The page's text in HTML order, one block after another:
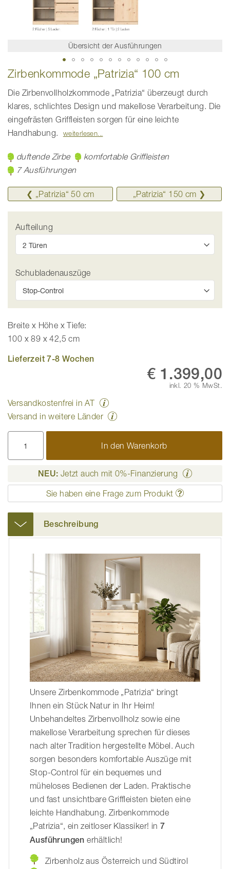
Übersicht der Ausführungen
Zum
Anfang
Bildgalerie
Zirbenkommode „Patrizia“ 100 cm
Die Zirbenvollholzkommode „Patrizia“ überzeugt durch
klares, schlichtes Design und makellose Verarbeitung. Die
eingefrästen Griffleisten sorgen für eine leichte
Handhabung.
weiterlesen
duftende Zirbe
komfortable Griffleisten
7 Ausführungen
❮ „Patrizia“ 50 cm „Patrizia“ ­150 cm ❯
Aufteilung
Schubladenauszüge
Breite x Höhe x Tiefe:
100 x 89 x 42,5 cm
Lieferzeit 7-8 Wochen
€ 1.399,00
inkl. 20 % MwSt.
Versandkostenfrei in AT
Versand in weitere Länder
In den Warenkorb
NEU: Jetzt auch mit 0%-Finanzierung
Sie haben eine Frage zum Produkt
Beschreibung
Unsere Zirbenkommode „Patrizia“ bringt
Ihnen ein Stück Natur in Ihr Heim!
Unbehandeltes Zirbenvollholz sowie eine
makellose Verarbeitung sprechen für dieses
nach alter Tradition hergestellte Möbel. Auch
sorgen besonders komfortable Auszüge mit
Stop-Control für ein bequemes und
müheloses Bedienen der Laden. Praktische
und fast unsichtbare Griffleisten bieten eine
leichte Handhabung. Zirbenkommode
„Patrizia“, ein zeitloser Klassiker! in 7
Ausführungenerhältlich!
Zirbenholz aus Österreich und Südtirol